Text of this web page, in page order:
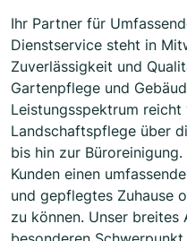
Ihr Partner für
Dienstservice steht in
Zuverlässigkeit und
Gartenpflege und
Leistungsspektrum
Landschaftspflege über
bis hin zur
Kunden einen
und gepflegtes Zuhause
zu können. Unser breites